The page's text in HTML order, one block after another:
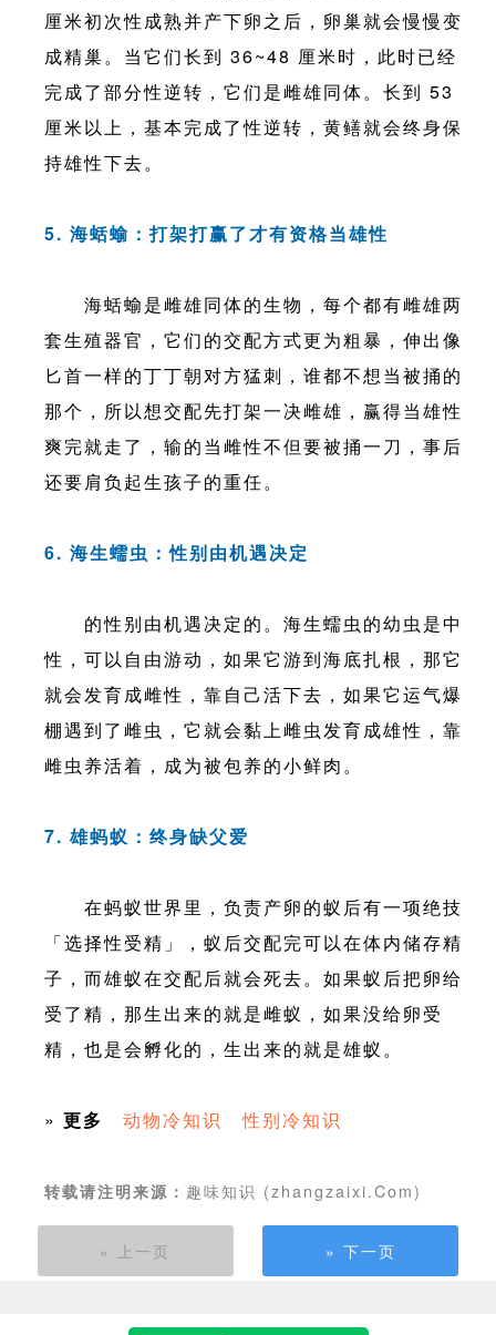
厘米初次性成熟并产下卵之后，卵巢就会慢慢变
成精巢。当它们长到 36~48 厘米时，此时已经
完成了部分性逆转，它们是雌雄同体。长到 53
厘米以上，基本完成了性逆转，黄鳝就会终身保
持雄性下去。
5. 海蛞蝓：打架打赢了才有资格当雄性
海蛞蝓是雌雄同体的生物，每个都有雌雄两
套生殖器官，它们的交配方式更为粗暴，伸出像
匕首一样的丁丁朝对方猛刺，谁都不想当被捅的
那个，所以想交配先打架一决雌雄，赢得当雄性
爽完就走了，输的当雌性不但要被捅一刀，事后
还要肩负起生孩子的重任。
6. 海生蠕虫：性别由机遇决定
的性别由机遇决定的。海生蠕虫的幼虫是中
性，可以自由游动，如果它游到海底扎根，那它
就会发育成雌性，靠自己活下去，如果它运气爆
棚遇到了雌虫，它就会黏上雌虫发育成雄性，靠
雌虫养活着，成为被包养的小鲜肉。
7. 雄蚂蚁：终身缺父爱
在蚂蚁世界里，负责产卵的蚁后有一项绝技
「选择性受精」，蚁后交配完可以在体内储存精
子，而雄蚁在交配后就会死去。如果蚁后把卵给
受了精，那生出来的就是雌蚁，如果没给卵受
精，也是会孵化的，生出来的就是雄蚁。
» 更多 动物冷知识 性别冷知识
转载请注明来源： 趣味知识 (zhangzaixi.Com)
« 上一页 » 下一页